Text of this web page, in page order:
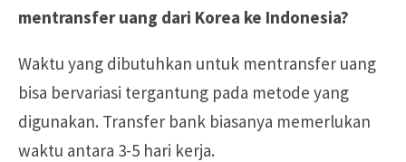
mentransfer uang dari Korea ke Indonesia?
Waktu yang dibutuhkan untuk mentransfer uang
bisa bervariasi tergantung pada metode yang
digunakan. Transfer bank biasanya memerlukan
waktu antara 3-5 hari kerja.